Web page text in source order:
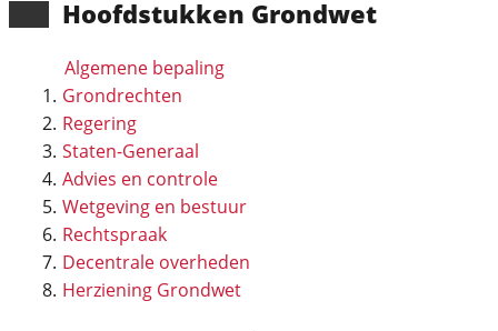
Hoofd­stukken Grondwet
Algemene bepaling
Grondrechten
Regering
Staten-Generaal
Advies en controle
Wetgeving en bestuur
Rechtspraak
Decentrale overheden
Herziening Grondwet